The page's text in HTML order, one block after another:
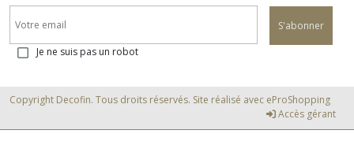
S'abonner
Je ne suis pas un robot
Copyright Decofin. Tous droits réservés. Site réalisé avec eProShopping
Accès gérant